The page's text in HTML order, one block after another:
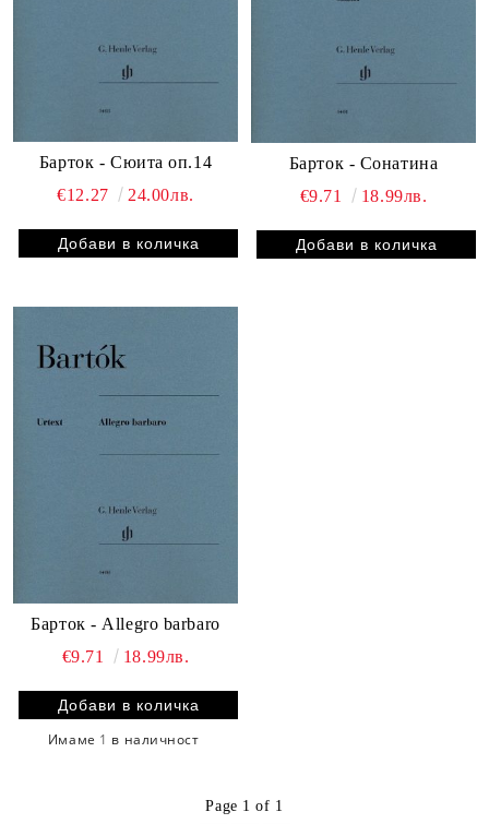
Барток - Сюита оп.14
€12.27
24.00лв.
Барток - Сонатина
€9.71
18.99лв.
Барток - Allegro barbaro
€9.71
18.99лв.
Имаме 1 в наличност
Page 1 of 1